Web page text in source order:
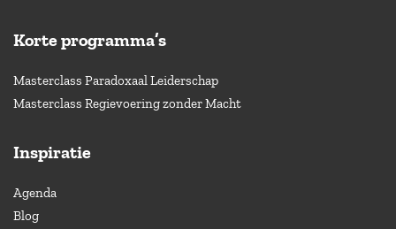
Korte programma’s
Masterclass Paradoxaal Leiderschap
Masterclass Regievoering zonder Macht
Inspiratie
Agenda
Blog